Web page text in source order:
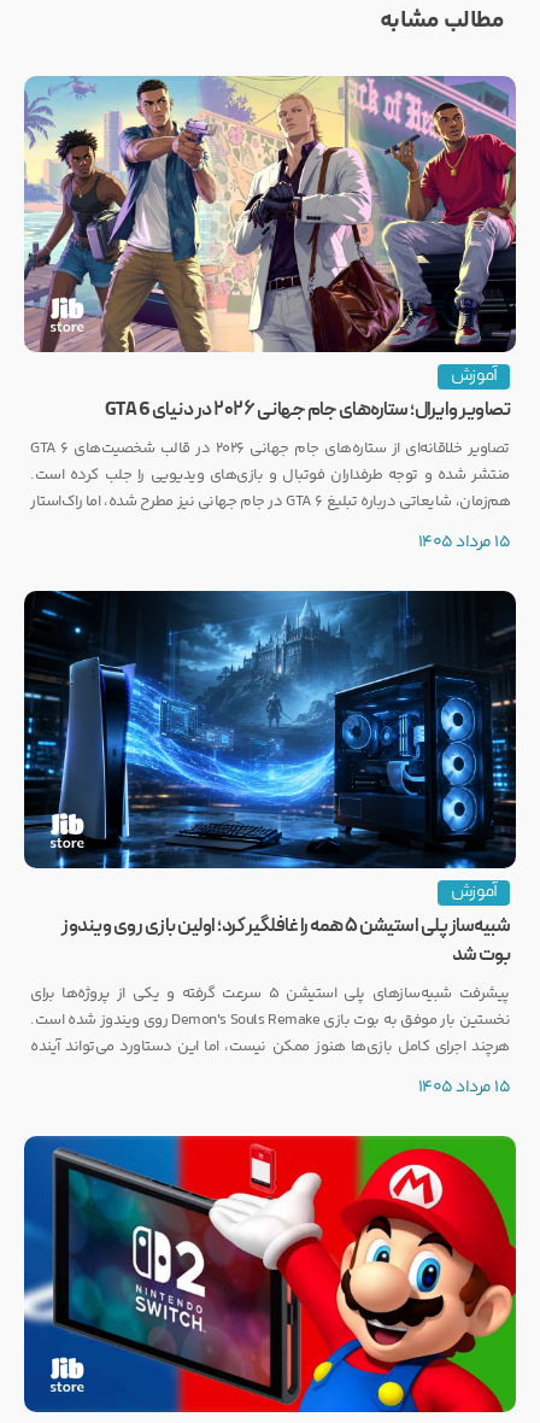
مطالب مشابه
آموزش
تصاویر وایرال؛ ستاره‌های جام جهانی ۲۰۲۶ در دنیای GTA 6
تصاویر خلاقانه‌ای از ستاره‌های جام جهانی ۲۰۲۶ در قالب شخصیت‌های GTA 6
منتشر شده و توجه طرفداران فوتبال و بازی‌های ویدیویی را جلب کرده است.
هم‌زمان، شایعاتی درباره تبلیغ GTA 6 در جام جهانی نیز مطرح شده، اما راک‌استار
15 مرداد 1405
آموزش
شبیه‌ساز پلی استیشن ۵ همه را غافلگیر کرد؛ اولین بازی روی ویندوز
بوت شد
پیشرفت شبیه‌سازهای پلی استیشن ۵ سرعت گرفته و یکی از پروژه‌ها برای
نخستین بار موفق به بوت بازی Demon's Souls Remake روی ویندوز شده است.
هرچند اجرای کامل بازی‌ها هنوز ممکن نیست، اما این دستاورد می‌تواند آینده
15 مرداد 1405